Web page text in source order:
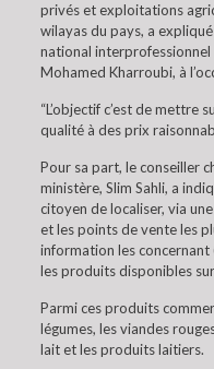
privés et exploitations
wilayas du pays, a
national interprofessionnel
Mohamed Kharroubi, à
“L’objectif c’est de mettre
qualité à des prix
Pour sa part, le conseiller
ministère, Slim Sahli, a
citoyen de localiser, via
et les points de vente les
information les concernant
les produits disponibles
Parmi ces produits
légumes, les viandes
lait et les produits laitiers.